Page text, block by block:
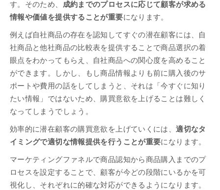
す。そのため、 成約までのプロセスに応じて顧客が求める
情報や価値を提供することが重要になります。
例えば自社商品の存在を認知してすぐの潜在顧客には、自
社商品と他社商品の比較表を提供することで商品選択の着
眼点をわかってもらえ、自社商品への関心度を高めること
ができます。しかし、もし商品情報よりも前に購入後のサ
ポートや費用の話をしてしまうと、それは「今すぐに知り
たい情報」ではないため、購買意欲を上げることは難しく
なってしまうでしょう。
効率的に潜在顧客の購買意欲を上げていくには、適切なタ
イミングで適切な情報提供を行うことが重要になります。
マーケティングファネルで商品認知から商品購入までのプ
ロセスを設定することで、顧客が今どの段階にいるかを可
視化し、それぞれに的確な対応ができるようになります。